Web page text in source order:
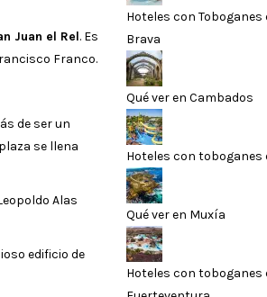
Juan el Rel. Es
Franco.
de ser un
se llena
Alas
edificio de
Hoteles con Toboganes
Brava
Qué ver en Cambados
Hoteles con toboganes
Qué ver en Muxía
Hoteles con toboganes